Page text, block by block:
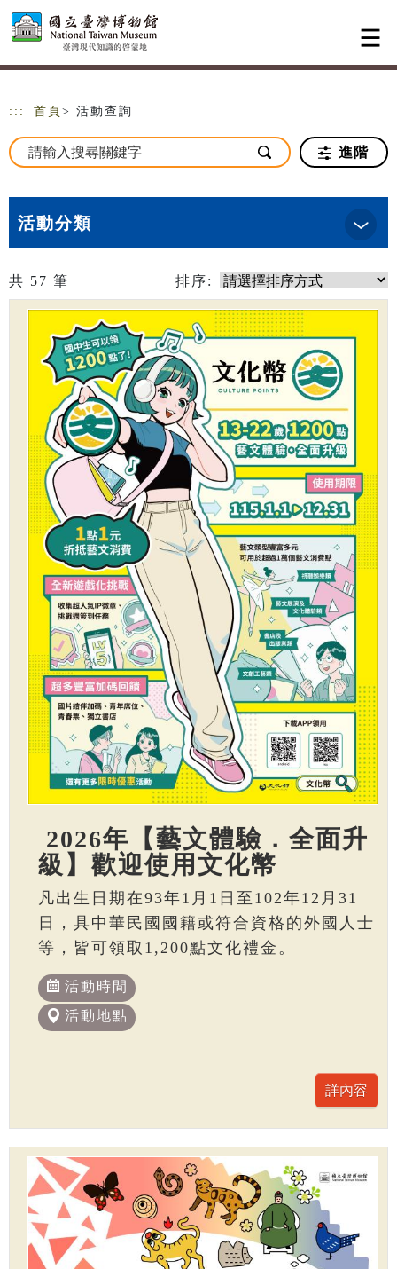
跳到主要內容
網站導覽
::: 首頁 > 活動查詢
進階
活動分類
共 57 筆 排序:
2026年【藝文體驗．全面升
級】歡迎使用文化幣
凡出生日期在93年1月1日至102年12月31
日，具中華民國國籍或符合資格的外國人士
等，皆可領取1,200點文化禮金。
活動時間
活動地點